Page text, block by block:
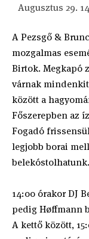
Augusztus 29.
A Pezsgő &
mozgalmas
Birtok. Megkapó
várnak mindenkit
között a
Főszerepben az
Fogadó
legjobb borai
belekóstolhatunk.
14:00 órakor DJ
pedig Høffmann
A kettő között,